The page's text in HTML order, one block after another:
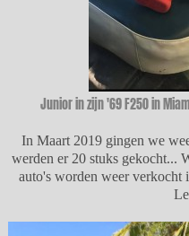
Junior in zijn '69 F250 in
In Maart 2019 gingen we
werden er 20 stuks gekocht...
auto's worden weer verkocht